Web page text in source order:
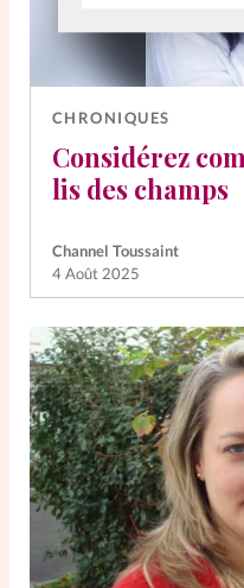
CHRONIQUES
Considérez
lis des champs
Channel Toussaint
4 Août 2025